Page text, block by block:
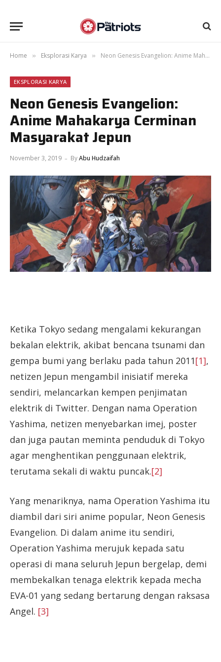
Home » Eksplorasi Karya » Neon Genesis Evangelion: Anime Mahakarya Cerminan Masyarakat Jepun
EKSPLORASI KARYA
Neon Genesis Evangelion:
Anime Mahakarya Cerminan
Masyarakat Jepun
November 3, 2019 ByAbu Hudzaifah
Ketika Tokyo sedang mengalami kekurangan
bekalan elektrik, akibat bencana tsunami dan
gempa bumi yang berlaku pada tahun 2011[1],
netizen Jepun mengambil inisiatif mereka
sendiri, melancarkan kempen penjimatan
elektrik di Twitter. Dengan nama Operation
Yashima, netizen menyebarkan imej, poster
dan juga pautan meminta penduduk di Tokyo
agar menghentikan penggunaan elektrik,
terutama sekali di waktu puncak.[2]
Yang menariknya, nama Operation Yashima itu
diambil dari siri anime popular, Neon Genesis
Evangelion. Di dalam anime itu sendiri,
Operation Yashima merujuk kepada satu
operasi di mana seluruh Jepun bergelap, demi
membekalkan tenaga elektrik kepada mecha
EVA-01 yang sedang bertarung dengan raksasa
Angel. [3]